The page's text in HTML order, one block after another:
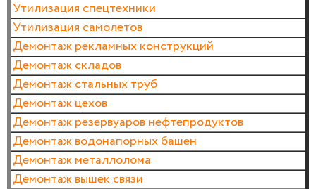
Утилизация спецтехники
Утилизация самолетов
Демонтаж рекламных конструкций
Демонтаж складов
Демонтаж стальных труб
Демонтаж цехов
Демонтаж резервуаров нефтепродуктов
Демонтаж водонапорных башен
Демонтаж металлолома
Демонтаж вышек связи